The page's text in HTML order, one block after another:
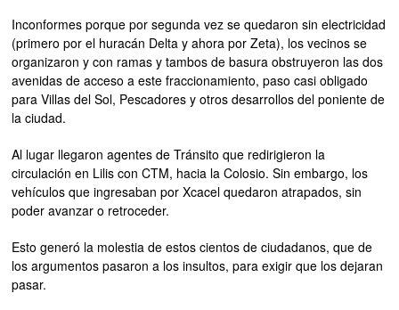
Inconformes porque por segunda vez se quedaron sin electricidad
(primero por el huracán Delta y ahora por Zeta), los vecinos se
organizaron y con ramas y tambos de basura obstruyeron las dos
avenidas de acceso a este fraccionamiento, paso casi obligado
para Villas del Sol, Pescadores y otros desarrollos del poniente de
la ciudad.
Al lugar llegaron agentes de Tránsito que redirigieron la
circulación en Lilis con CTM, hacia la Colosio. Sin embargo, los
vehículos que ingresaban por Xcacel quedaron atrapados, sin
poder avanzar o retroceder.
Esto generó la molestia de estos cientos de ciudadanos, que de
los argumentos pasaron a los insultos, para exigir que los dejaran
pasar.